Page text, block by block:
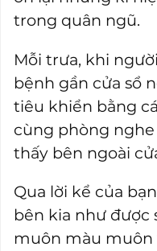
trong quân ngũ.
Mỗi trưa, khi
bệnh gần cửa sổ
tiêu khiển bằng
cùng phòng
thấy bên ngoài
Qua lời kể của
bên kia như được
muôn màu muôn